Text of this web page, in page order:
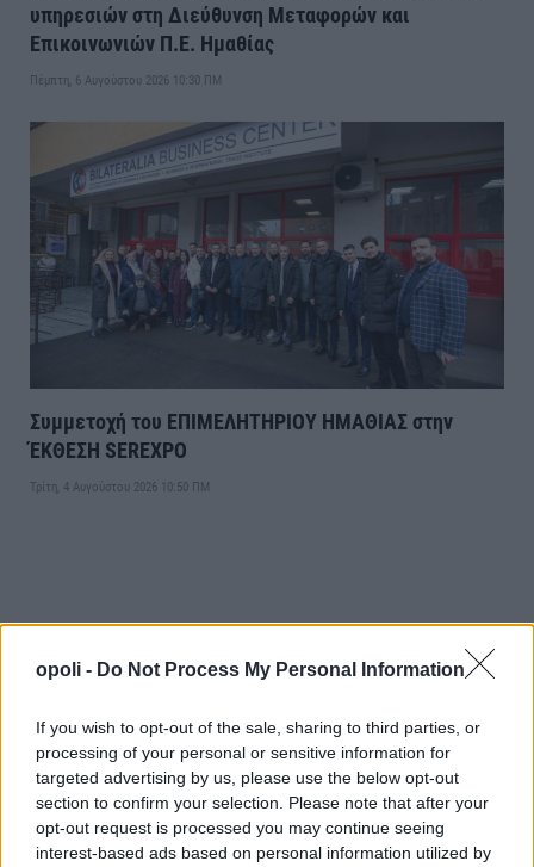
opoli - Do Not Process My Personal Information
If you wish to opt-out of the sale, sharing to third parties, or
processing of your personal or sensitive information for
targeted advertising by us, please use the below opt-out
section to confirm your selection. Please note that after your
opt-out request is processed you may continue seeing
interest-based ads based on personal information utilized by
υπηρεσιών στη Διεύθυνση Μεταφορών και
Επικοινωνιών Π.Ε. Ημαθίας
Πέμπτη, 6 Αυγούστου 2026 10:30 ΠΜ
Συμμετοχή του ΕΠΙΜΕΛΗΤΗΡΙΟΥ ΗΜΑΘΙΑΣ στην
ΈΚΘΕΣΗ SEREXPO
Τρίτη, 4 Αυγούστου 2026 10:50 ΠΜ